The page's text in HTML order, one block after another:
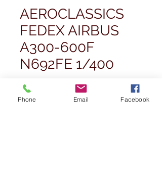
AEROCLASSICS
FEDEX AIRBUS
A300-600F
N692FE 1/400
67,50 £Pris
Phone Email Facebook